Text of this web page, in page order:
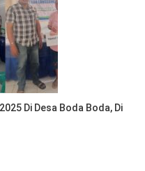
Di Desa Boda Boda, Di